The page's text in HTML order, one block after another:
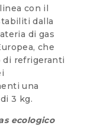
con il
dalla
di gas
che
di refrigeranti
una
3 kg.
ecologico